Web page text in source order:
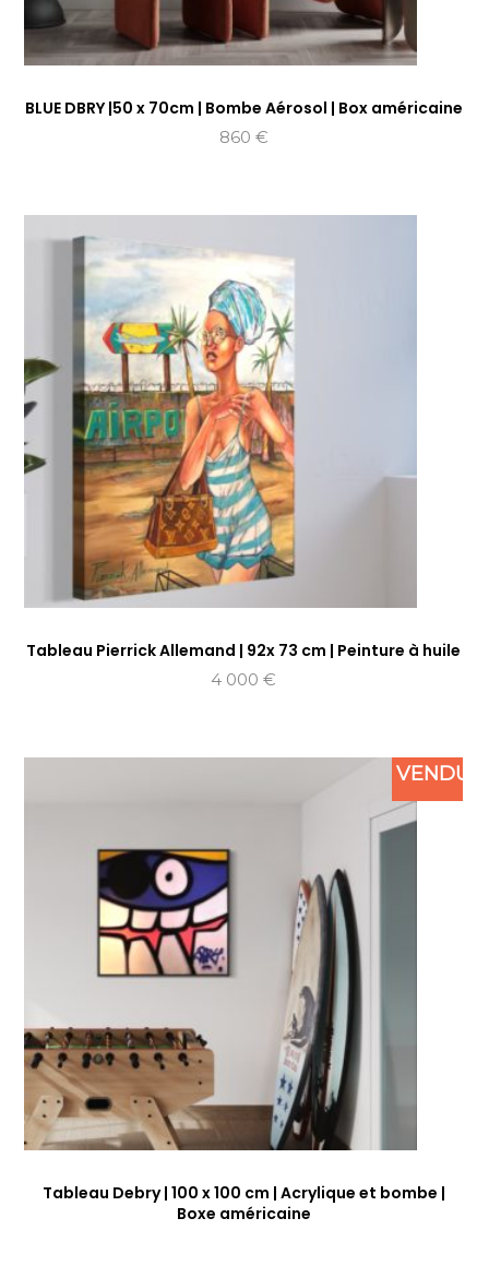
BLUE DBRY |50 x 70cm | Bombe Aérosol | Box américaine
860 €
Tableau Pierrick Allemand | 92x 73 cm | Peinture à huile
4 000€
VENDU
Tableau Debry | 100 x 100 cm | Acrylique et bombe |
Boxe américaine